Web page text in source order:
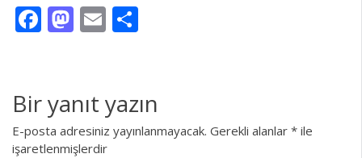
Facebook
Mastodon
Email
Bir yanıt yazın
E-posta adresiniz yayınlanmayacak. Gerekli alanlar * ile
işaretlenmişlerdir